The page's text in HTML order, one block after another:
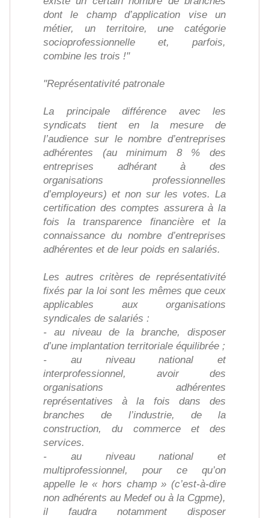
dont le champ d’application vise un
métier, un territoire, une catégorie
socioprofessionnelle et, parfois,
combine les trois !"
"Représentativité patronale
La principale différence avec les
syndicats tient en la mesure de
l’audience sur le nombre d’entreprises
adhérentes (au minimum 8 % des
entreprises adhérant à des
organisations professionnelles
d’employeurs) et non sur les votes. La
certification des comptes assurera à la
fois la transparence financière et la
connaissance du nombre d’entreprises
adhérentes et de leur poids en salariés.
Les autres critères de représentativité
fixés par la loi sont les mêmes que ceux
applicables aux organisations
syndicales de salariés :
- au niveau de la branche, disposer
d’une implantation territoriale équilibrée ;
- au niveau national et
interprofessionnel, avoir des
organisations adhérentes
représentatives à la fois dans des
branches de l’industrie, de la
construction, du commerce et des
services.
- au niveau national et
multiprofessionnel, pour ce qu’on
appelle le « hors champ » (c’est-à-dire
non adhérents au Medef ou à la Cgpme),
il faudra notamment disposer